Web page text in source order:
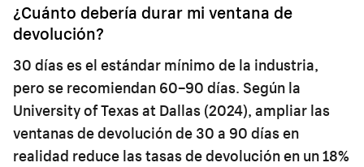
¿Cuánto debería durar mi ventana de
devolución?
30 días es el estándar mínimo de la industria,
pero se recomiendan 60–90 días. Según la
University of Texas at Dallas (2024), ampliar las
ventanas de devolución de 30 a 90 días en
realidad reduce las tasas de devolución en un 18%